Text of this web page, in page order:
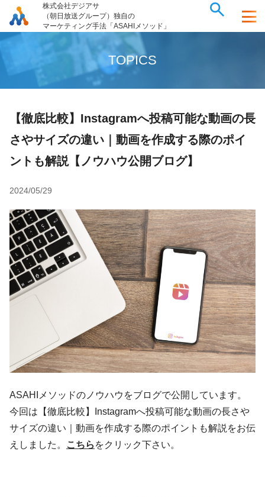
株式会社デジアサ
（朝日放送グループ）独自の
マーケティング手法「ASAHIメソッド」
TOPICS
【徹底比較】Instagramへ投稿可能な動画の長
さやサイズの違い｜動画を作成する際のポイ
ントも解説【ノウハウ公開ブログ】
2024/05/29
ASAHIメソッドのノウハウをブログで公開しています。
今回は【徹底比較】Instagramへ投稿可能な動画の長さや
サイズの違い｜動画を作成する際のポイントも解説をお伝
えしました。
こちら をクリック下さい。